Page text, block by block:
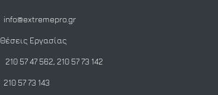
info@extremepro.gr
Θέσεις Εργασίας
210 57 47 562, 210 57 73 142
210 57 73 143